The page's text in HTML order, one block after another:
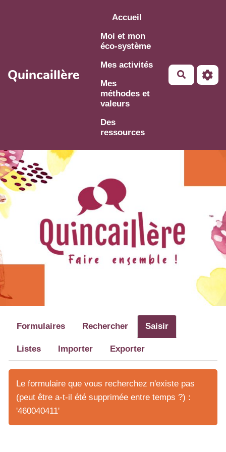
Aller au contenu principal
Quincaillère
Accueil
Moi et mon
éco-système
Mes activités
Mes
méthodes et
valeurs
Des
ressources
Formulaires Rechercher Saisir
Listes Importer Exporter
Le formulaire que vous recherchez n'existe pas
(peut être a-t-il été supprimée entre temps ?) :
'460040411'